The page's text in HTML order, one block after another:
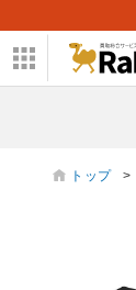
トップ >